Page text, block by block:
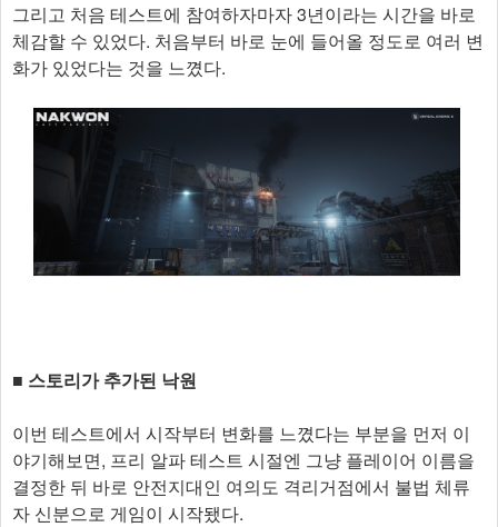
그리고 처음 테스트에 참여하자마자 3년이라는 시간을 바로
체감할 수 있었다. 처음부터 바로 눈에 들어올 정도로 여러 변
화가 있었다는 것을 느꼈다.
■ 스토리가 추가된 낙원
이번 테스트에서 시작부터 변화를 느꼈다는 부분을 먼저 이
야기해보면, 프리 알파 테스트 시절엔 그냥 플레이어 이름을
결정한 뒤 바로 안전지대인 여의도 격리거점에서 불법 체류
자 신분으로 게임이 시작됐다.